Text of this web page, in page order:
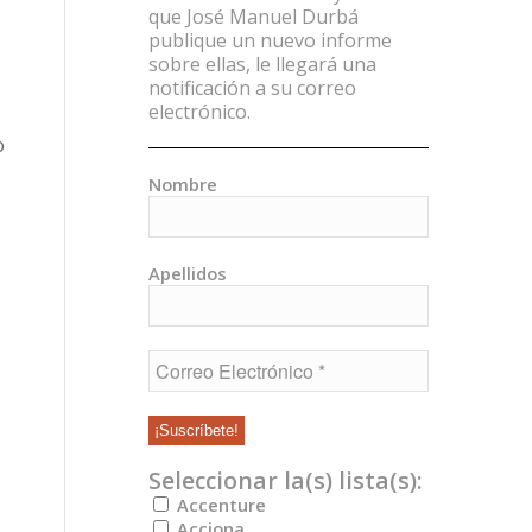
que José Manuel Durbá
publique un nuevo informe
sobre ellas, le llegará una
notificación a su correo
electrónico.
Nombre
Apellidos
Seleccionar la(s) lista(s):
Accenture